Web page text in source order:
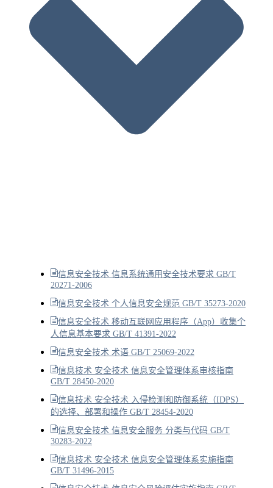
信息安全技术 信息系统通用安全技术要求 GB/T
20271-2006
信息安全技术 个人信息安全规范 GB/T 35273-2020
信息安全技术 移动互联网应用程序（App）收集个
人信息基本要求 GB/T 41391-2022
信息安全技术 术语 GB/T 25069-2022
信息技术 安全技术 信息安全管理体系审核指南
GB/T 28450-2020
信息技术 安全技术 入侵检测和防御系统（IDPS）
的选择、部署和操作 GB/T 28454-2020
信息安全技术 信息安全服务 分类与代码 GB/T
30283-2022
信息技术 安全技术 信息安全管理体系实施指南
GB/T 31496-2015